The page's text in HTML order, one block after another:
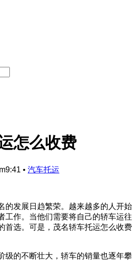
怎么收费
• 汽车托运
的发展日趋繁荣。越来越多的人开始
工作。当他们需要将自己的轿车运往
首选。可是，茂名轿车托运怎么收费
级的不断壮大，轿车的销量也逐年攀